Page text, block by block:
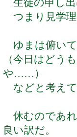
生徒の申し
つまり見学
ゆまは俯い
（今日はどう
や……）
などと考え
休むのであ
良い訳だ。